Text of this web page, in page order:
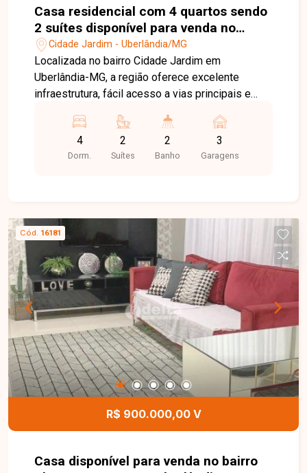
Casa residencial com 4 quartos sendo
2 suítes disponível para venda no
bairro Cidade Jardim em Uberlândia-
MG
Cidade Jardim - Uberlândia/MG
Localizada no bairro Cidade Jardim em
Uberlândia-MG, a região oferece excelente
infraestrutura, fácil acesso a vias principais e
proporcionando conforto e praticidade. A casa
possui aproximadamente 210 m² de área
construída em terreno de 350 m², composta por
lavanderia, banheiro externo e 3 vagas de
garagem. O imóvel conta com acabamento de alto
padrão, piso em porcelanato, esquadrias em
alumínio, porta principal em ACM, rebaixamento
em gesso com sanca na sala e preparação para
água quente nos banheiros. Entre em contato com
a equipe da Delta Imóveis e agende sua visita
para conhecer essa oportunidade.
4
Dorm.
2
Suítes
2
Banho
3
Garagens
Cód. 16181
R$ 900.000,00 V
Casa disponível para venda no bairro